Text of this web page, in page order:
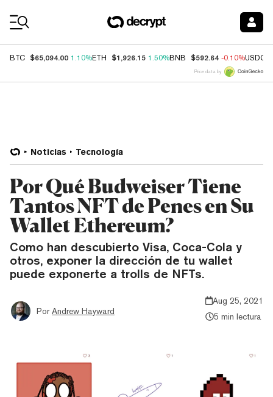
BTC $65,094.00 1.10%ETH $1,926.15 1.50%BNB $592.64 -0.10%USDC
Price data by
Noticias Tecnología
Por Qué Budweiser Tiene
Tantos NFT de Penes en Su
Wallet Ethereum?
Como han descubierto Visa, Coca-Cola y
otros, exponer la dirección de tu wallet
puede exponerte a trolls de NFTs.
Por Andrew Hayward
Aug 25, 2021
5 min lectura